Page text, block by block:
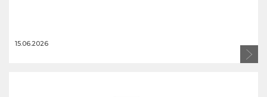
15.06.2026